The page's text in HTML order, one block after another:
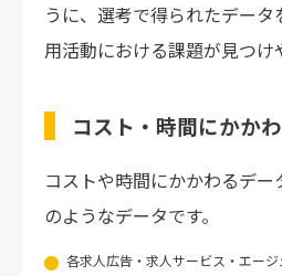
うに、選考で得られたデー
用活動における課題が見つけ
コスト・時間にかか
コストや時間にかかわるデ
のようなデータです。
各求人広告・求人サービス・エー